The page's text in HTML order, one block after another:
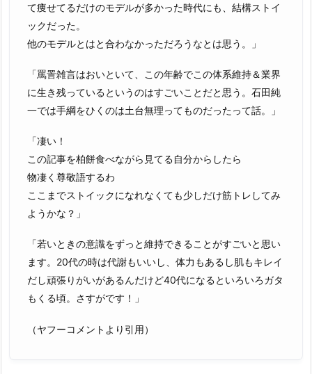
て痩せてるだけのモデルが多かった時代にも、結構ストイ
ックだった。
他のモデルとはと合わなかっただろうなとは思う。」
「罵詈雑言はおいといて、この年齢でこの体系維持＆業界
に生き残っているというのはすごいことだと思う。石田純
一では手綱をひくのは土台無理ってものだったって話。」
「凄い！
この記事を柏餅食べながら見てる自分からしたら
物凄く尊敬語するわ
ここまでストイックになれなくても少しだけ筋トレしてみ
ようかな？」
「若いときの意識をずっと維持できることがすごいと思い
ます。20代の時は代謝もいいし、体力もあるし肌もキレイ
だし頑張りがいがあるんだけど40代になるといろいろガタ
もくる頃。さすがです！」
（ヤフーコメントより引用）